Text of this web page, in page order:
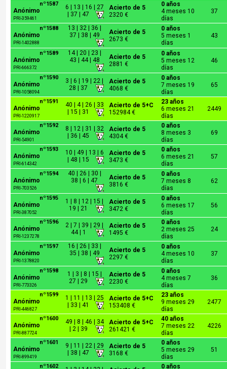
nº1587
Anónimo
PRI-359461
6 | 13 | 16 | 27
| 37 | 47
Acierto de 5
2320 €
0 años
4 meses 10
días
37
nº1588
Anónimo
PRI-1402888
13 | 32 | 36 |
37 | 38 | 49
Acierto de 5
2673 €
0 años
5 meses 1
días
43
nº1589
Anónimo
PRI-666372
14 | 20 | 23 |
43 | 44 | 48
Acierto de 5
2881 €
0 años
5 meses 12
días
46
nº1590
Anónimo
PRI-1058094
3 | 6 | 19 | 22 |
28 | 37
Acierto de 5
4068 €
0 años
7 meses 19
días
65
nº1591
Anónimo
PRI-1220917
40 | 4 | 26 | 33
| 15 | 31
Acierto de 5+C
152984 €
23 años
6 meses 21
días
2449
nº1592
Anónimo
PRI-54901
8 | 12 | 31 | 32
| 36 | 45
Acierto de 5
4304 €
0 años
8 meses 3
días
69
nº1593
Anónimo
PRI-614342
10 | 49 | 13 | 6
| 48 | 15
Acierto de 5
3473 €
0 años
6 meses 21
días
57
nº1594
Anónimo
PRI-703526
40 | 26 | 30 |
38 | 6 | 47
Acierto de 5
3816 €
0 años
7 meses 8
días
62
nº1595
Anónimo
PRI-387052
1 | 8 | 12 | 15 |
19 | 21
Acierto de 5
3472 €
0 años
6 meses 17
días
56
nº1596
Anónimo
PRI-1237278
2 | 7 | 39 | 29 |
44 | 1
Acierto de 5
1495 €
0 años
2 meses 25
días
24
nº1597
Anónimo
PRI-1378820
16 | 26 | 33 |
35 | 38 | 49
Acierto de 5
2297 €
0 años
4 meses 10
días
37
nº1598
Anónimo
PRI-773326
1 | 3 | 8 | 15 |
27 | 29
Acierto de 5
2230 €
0 años
4 meses 7
días
36
nº1599
Anónimo
PRI-446827
1 | 11 | 13 | 25
| 33 | 41
Acierto de 5+C
153408 €
23 años
9 meses 29
días
2477
nº1600
Anónimo
PRI-887724
49 | 8 | 46 | 34
| 2 | 39
Acierto de 5+C
261421 €
40 años
7 meses 22
días
4226
nº1601
Anónimo
PRI-899419
9 | 11 | 22 | 29
| 38 | 47
Acierto de 5
3168 €
0 años
5 meses 29
días
51
nº1602
0 años